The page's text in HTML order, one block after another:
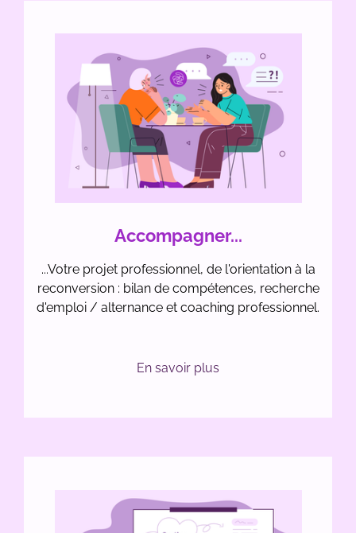
Accompagner...
...Votre projet professionnel, de l'orientation à la
reconversion : bilan de compétences, recherche
d'emploi / alternance et coaching professionnel.
En savoir plus